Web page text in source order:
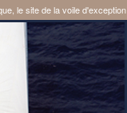
le site de la voile d'exception